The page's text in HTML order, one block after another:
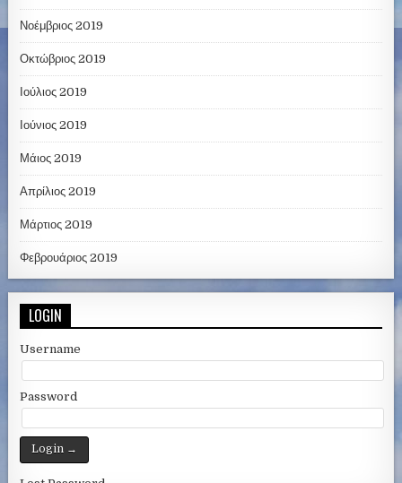
Νοέμβριος 2019
Οκτώβριος 2019
Ιούλιος 2019
Ιούνιος 2019
Μάιος 2019
Απρίλιος 2019
Μάρτιος 2019
Φεβρουάριος 2019
LOGIN
Username
Password